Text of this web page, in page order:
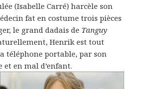
(Isabelle Carré) harcèle son
fat en costume trois pièces
le grand dadais de Tanguy
Henrik est tout
téléphone portable, par son
et en mal d’enfant.